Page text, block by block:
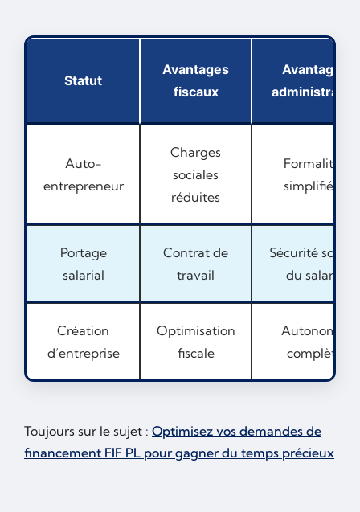
Statut
Avantages
fiscaux
Avantages
administratifs
Auto-
entrepreneur
Charges
sociales
réduites
Formalités
simplifiées
Portage
salarial
Contrat de
travail
Sécurité
du salarié
Création
d’entreprise
Optimisation
fiscale
Autonomie
complète
Toujours sur le sujet : Optimisez vos demandes de
financement FIF PL pour gagner du temps précieux